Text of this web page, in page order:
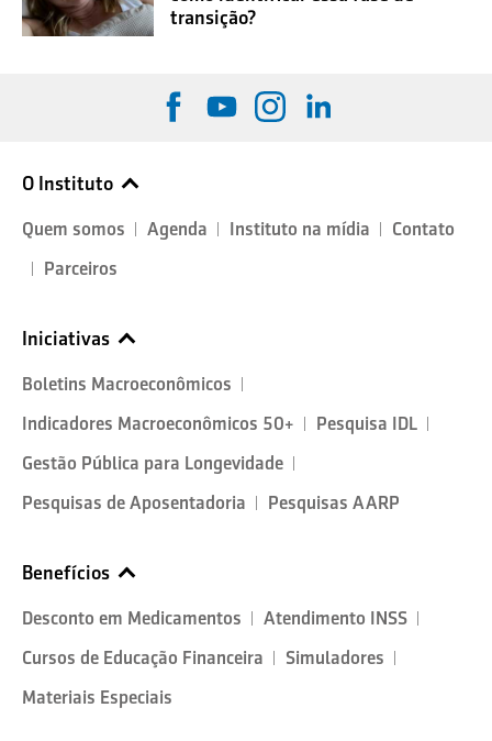
transição?
O Instituto
Quem somos Agenda Instituto na mídia
Contato
Parceiros
Iniciativas
Boletins Macroeconômicos
Indicadores Macroeconômicos 50+
Pesquisa IDL
Gestão Pública para Longevidade
Pesquisas de Aposentadoria
Pesquisas AARP
Benefícios
Desconto em Medicamentos
Atendimento INSS
Cursos de Educação Financeira
Simuladores
Materiais Especiais